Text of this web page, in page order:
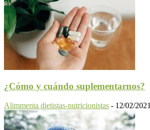
¿Cómo y cuándo suplementarnos?
Alimmenta dietistas-nutricionistas - 12/02/2021